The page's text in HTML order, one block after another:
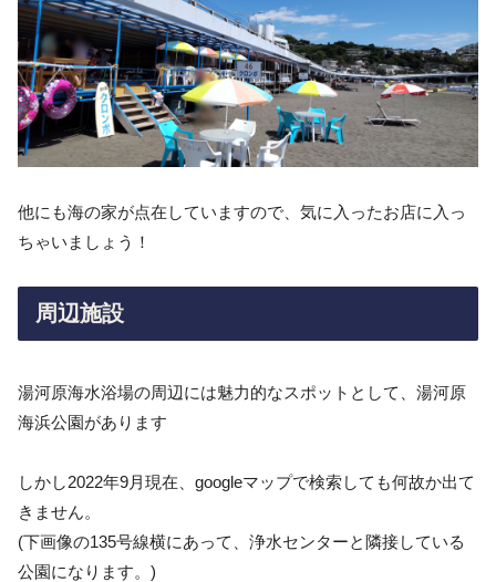
他にも海の家が点在していますので、気に入ったお店に入っ
ちゃいましょう！
周辺施設
湯河原海水浴場の周辺には魅力的なスポットとして、湯河原
海浜公園があります
しかし2022年9月現在、googleマップで検索しても何故か出て
きません。
(下画像の135号線横にあって、浄水センターと隣接している
公園になります。)